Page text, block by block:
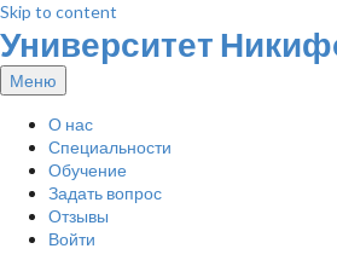
Skip to content
Университет
Меню
О нас
Специальности
Обучение
Задать вопрос
Отзывы
Войти